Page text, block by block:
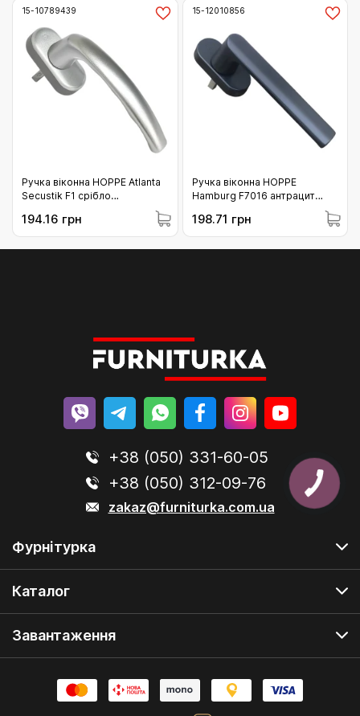
15-10789439
Ручка віконна HOPPE Atlanta
Secustik F1 срібло
194.16 грн
15-12010856
Ручка віконна HOPPE
Hamburg F7016 антрацит
198.71 грн
+38 (050) 331-60-05
+38 (050) 312-09-76
zakaz@furniturka.com.ua
Фурнітурка
Каталог
Завантаження